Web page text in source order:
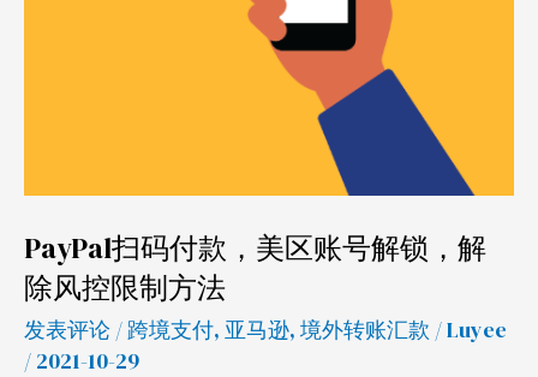
PayPal扫码付款，美区账号解锁，解
除风控限制方法
发表评论 / 跨境支付, 亚马逊, 境外转账汇款 /Luyee
/ 2021-10-29
控
限
制
方